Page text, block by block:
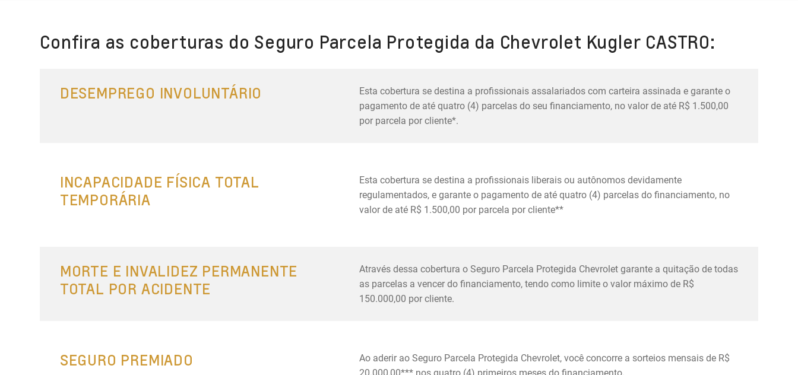
Confira as coberturas do Seguro Parcela Protegida da Chevrolet Kugler CASTRO:
DESEMPREGO INVOLUNTÁRIO
Esta cobertura se destina a profissionais assalariados com carteira assinada e garante o
pagamento de até quatro (4) parcelas do seu financiamento, no valor de até R$ 1.500,00
por parcela por cliente*.
INCAPACIDADE FÍSICA TOTAL
TEMPORÁRIA
Esta cobertura se destina a profissionais liberais ou autônomos devidamente
regulamentados, e garante o pagamento de até quatro (4) parcelas do financiamento, no
valor de até R$ 1.500,00 por parcela por cliente**
MORTE E INVALIDEZ PERMANENTE
TOTAL POR ACIDENTE
Através dessa cobertura o Seguro Parcela Protegida Chevrolet garante a quitação de todas
as parcelas a vencer do financiamento, tendo como limite o valor máximo de R$
150.000,00 por cliente.
SEGURO PREMIADO
Ao aderir ao Seguro Parcela Protegida Chevrolet, você concorre a sorteios mensais de R$